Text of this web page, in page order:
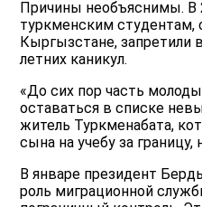
Причины необъяснимы. В
туркменским
Кыргызстане, запретили
летних каникул.
«До сих пор часть
оставаться в списке
житель Туркменабата,
сына на учебу за границу,
В январе президент
роль миграционной